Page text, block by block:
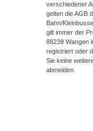
verschiedener
gelten die AGB
Bahn/
gilt immer der
88239 Wangen
registriert oder
Sie keine
abmelden.